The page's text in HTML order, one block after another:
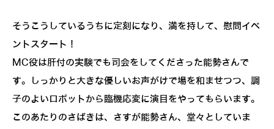
そうこうしているうちに定刻になり、満を持して、慰問イベ
ントスタート！
MC役は肝付の実験でも司会をしてくださった能勢さんで
す。しっかりと大きな優しいお声がけで場を和ませつつ、調
子のよいロボットから臨機応変に演目をやってもらいます。
このあたりのさばきは、さすが能勢さん、堂々としていま